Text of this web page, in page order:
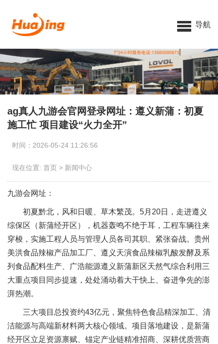
导航
ag真人九游会官网登录网址：遵义新蒲：初夏
施工忙 项目建设“火力全开”
时间：2026-05-24 11:26:56
现在位置: 首页 > 新闻中心
九游会网址：
初夏黔北，风和日暖、草木繁茂。5月20日，走进遵义
综保区（新蒲经开区），机器轰鸣不绝于耳，工程车辆往来
穿梭，实施工程人员与管理人员各司其职、紧张奋战。贵州
美洪食品辣椒产品加工厂、遵义天演食品辣椒乳酸发酵及系
列食品配料生产、广浩能源遵义新蒲新区天然气综合利用三
大重点项目同步提速，处处涌动着大干快上、奋进争先的澎
湃热潮。
三大项目总投资约43亿元，聚焦特色食品精深加工、清
洁能源与高端新材料两大核心领域。项目落地建设，是新蒲
经开区立足资源禀赋、锚定产业链精准招商、深耕优质营商